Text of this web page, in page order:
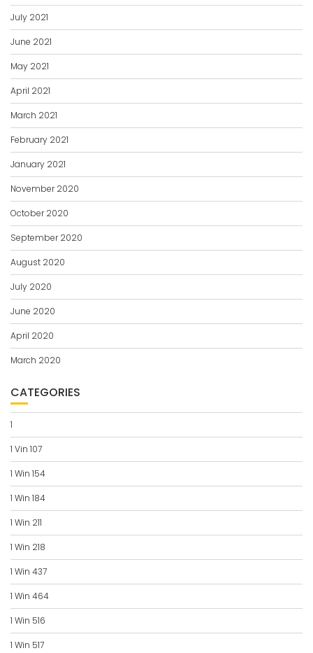
July 2021
June 2021
May 2021
April 2021
March 2021
February 2021
January 2021
November 2020
October 2020
September 2020
August 2020
July 2020
June 2020
April 2020
March 2020
CATEGORIES
1
1 Vin 107
1 Win 154
1 Win 184
1 Win 211
1 Win 218
1 Win 437
1 Win 464
1 Win 516
1 Win 517